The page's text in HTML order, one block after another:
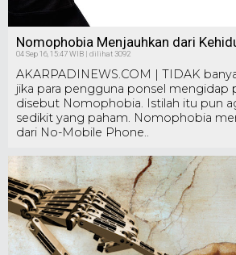
Nomophobia Menjauhkan dari
04 Sep 16, 15:47 WIB | dilihat 3092
AKARPADINEWS.COM | TIDAK
jika para pengguna ponsel mengidap
disebut Nomophobia. Istilah itu pun
sedikit yang paham. Nomophobia
dari No-Mobile Phone..